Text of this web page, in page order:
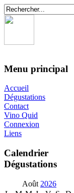
Menu principal
Accueil
Dégustations
Contact
Vino Quid
Connexion
Liens
Calendrier
Dégustations
Août 2026